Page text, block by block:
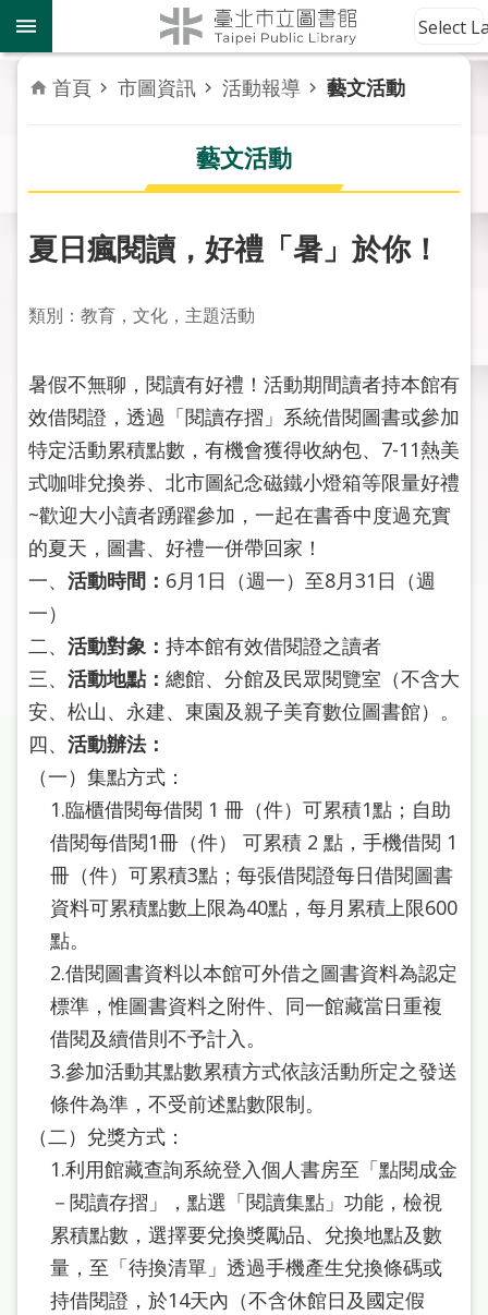
跳到主要內容區塊
到
館
資
訊
者
務
動
關
於
市
圖
線
上
申
請
常
見
問
答
入
市
圖
讀
Select
首頁 市圖資訊 活動報導 藝文活動
藝文活動
夏日瘋閱讀，好禮「暑」於你！
類別：教育，文化，主題活動
暑假不無聊，閱讀有好禮！活動期間讀者持本館有
效借閱證，透過「閱讀存摺」系統借閱圖書或參加
特定活動累積點數，有機會獲得收納包、7-11熱美
式咖啡兌換券、北市圖紀念磁鐵小燈箱等限量好禮
~歡迎大小讀者踴躍參加，一起在書香中度過充實
的夏天，圖書、好禮一併帶回家！
一、 活動時間： 6月1日（週一）至8月31日（週
一）
二、 活動對象： 持本館有效借閱證之讀者
三、 活動地點： 總館、分館及民眾閱覽室（不含大
安、松山、永建、東園及親子美育數位圖書館）。
四、 活動辦法：
（一）集點方式：
1.臨櫃借閱每借閱 1 冊（件）可累積1點；自助
借閱每借閱1冊（件） 可累積 2 點，手機借閱 1
冊（件）可累積3點；每張借閱證每日借閱圖書
資料可累積點數上限為40點，每月累積上限600
點。
2.借閱圖書資料以本館可外借之圖書資料為認定
標準，惟圖書資料之附件、同一館藏當日重複
借閱及續借則不予計入。
3.參加活動其點數累積方式依該活動所定之發送
條件為準，不受前述點數限制。
（二）兌獎方式：
1.利用館藏查詢系統登入個人書房至「點閱成金
－閱讀存摺」，點選「閱讀集點」功能，檢視
累積點數，選擇要兌換獎勵品、兌換地點及數
量，至「待換清單」透過手機產生兌換條碼或
持借閱證，於14天內（不含休館日及國定假